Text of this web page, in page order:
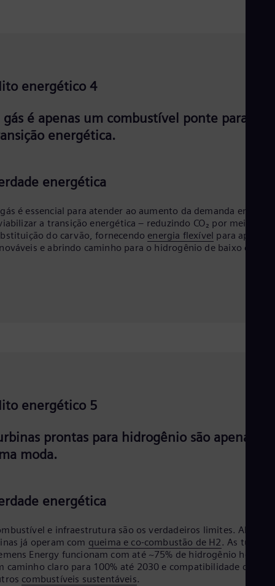
energético 4
gás é apenas um combustível ponte para a
energética.
energética
é essencial para atender ao aumento da demanda
a transição energética – reduzindo CO₂ por meio da
do carvão, fornecendo energia flexível para apoiar
e abrindo caminho para o hidrogênio de baixo
energético 5
prontas para hidrogênio são apenas
moda.
energética
e infraestrutura são os verdadeiros limites.
já operam com queima e co-combustão de H2. As
Energy funcionam com até ~75% de hidrogênio hoje,
caminho claro para 100% até 2030 e compatibilidade com
combustíveis sustentáveis.